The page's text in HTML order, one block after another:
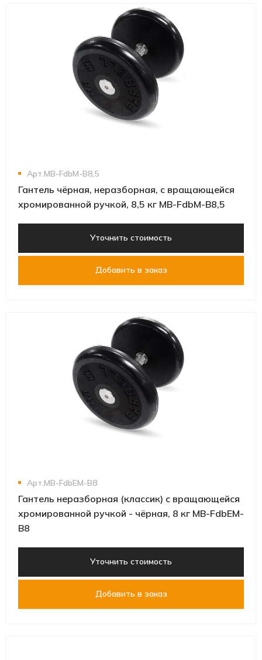
Арт.MB-FdbM-B8,5
Гантель чёрная, неразборная, с вращающейся
хромированной ручкой, 8,5 кг MB-FdbM-B8,5
Уточнить стоимость
Добавить в заказ
Арт.MB-FdbEM-B8
Гантель неразборная (классик) с вращающейся
хромированной ручкой - чёрная, 8 кг MB-FdbEM-
B8
Уточнить стоимость
Добавить в заказ